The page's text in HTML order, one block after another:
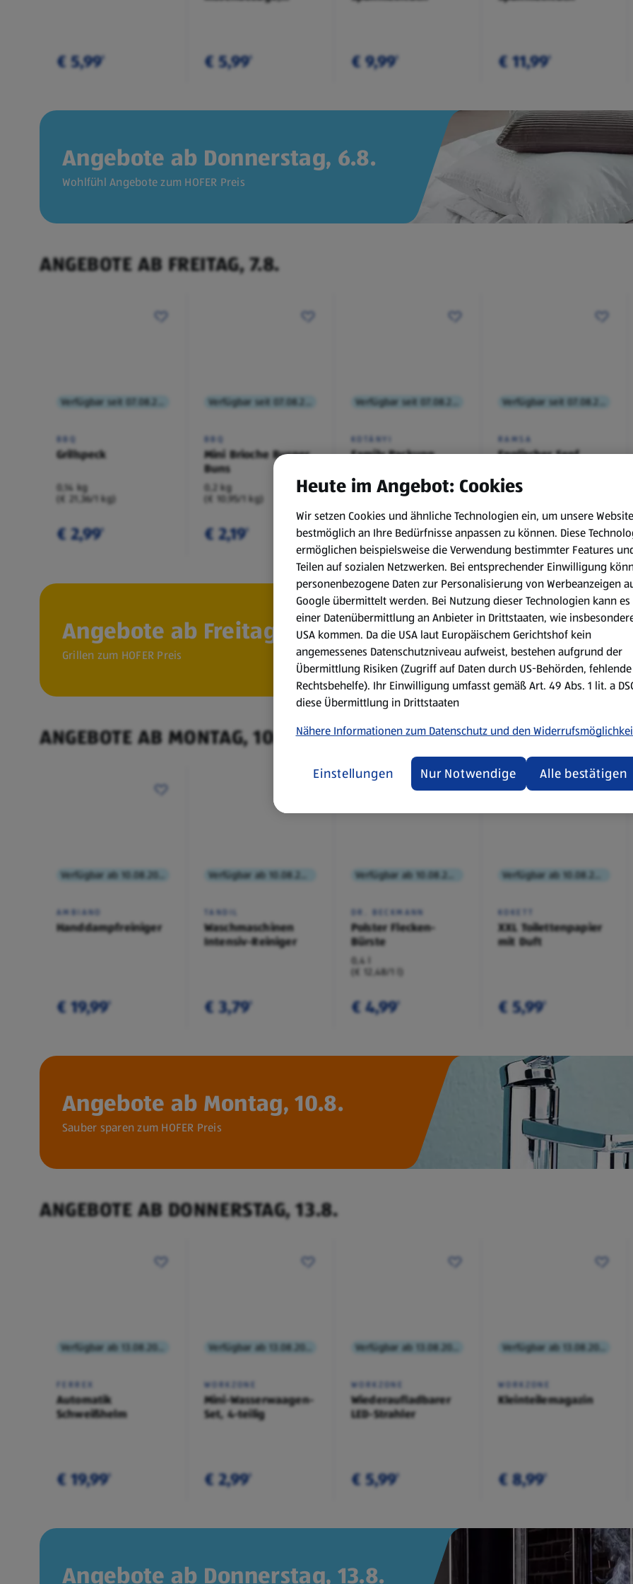
€ 5,99¹ € 5,99¹ € 9,99¹ € 11,99¹
Angebote ab Donnerstag, 6.8.
Wohlfühl Angebote zum HOFER Preis
ANGEBOTE AB FREITAG, 7.8.
BBQ
Grillspeck
0,14 kg
(€ 21,36/1 kg)
€ 2,99¹
BBQ
Mini Brioche Burger
Buns
0,2 kg
(€ 10,95/1 kg)
€ 2,19¹
KOTÁNYI
Family Packung,
Würzmischung
€ 2,49¹
RAMSA
Englischer Senf
0,1 kg
€ 0,99¹˒² € 1,29
Angebote ab Freitag, 7.8.
Grillen zum HOFER Preis
ANGEBOTE AB MONTAG, 10.8.
AMBIANO
Handdampfreiniger
€ 19,99¹
TANDIL
Waschmaschinen
Intensiv-Reiniger
€ 3,79¹
DR. BECKMANN
Polster Flecken-
Bürste
0,4 l
(€ 12,48/1 l)
€ 4,99¹
KOKETT
XXL Toilettenpapier
mit Duft
€ 5,99¹
Angebote ab Montag, 10.8.
Sauber sparen zum HOFER Preis
ANGEBOTE AB DONNERSTAG, 13.8.
FERREX
Automatik
Schweißhelm
€ 19,99¹
WORKZONE
Mini-Wasserwaagen-
Set, 4-teilig
€ 2,99¹
WORKZONE
Wiederaufladbarer
LED-Strahler
€ 5,99¹
WORKZONE
Kleinteilemagazin
€ 8,99¹
Angebote ab Donnerstag, 13.8.
Heute im Angebot: Cookies
Wir setzen Cookies und ähnliche Technologien ein, um unsere Website
bestmöglich an Ihre Bedürfnisse anpassen zu können. Diese
ermöglichen beispielsweise die Verwendung bestimmter Features
Teilen auf sozialen Netzwerken. Bei entsprechender Einwilligung
personenbezogene Daten zur Personalisierung von Werbeanzeigen
Google übermittelt werden. Bei Nutzung dieser Technologien kann es
einer Datenübermittlung an Anbieter in Drittstaaten, wie
USA kommen. Da die USA laut Europäischem Gerichtshof kein
angemessenes Datenschutzniveau aufweist, bestehen aufgrund der
Übermittlung Risiken (Zugriff auf Daten durch US-Behörden, fehlende
Rechtsbehelfe). Ihr Einwilligung umfasst gemäß Art. 49 Abs. 1 lit. a
diese Übermittlung in Drittstaaten
Nähere Informationen zum Datenschutz und den
Einstellungen Nur Notwendige Alle bestätigen